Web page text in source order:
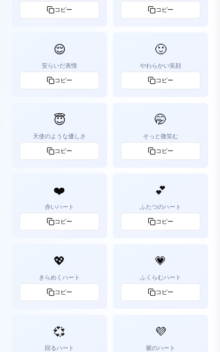
コピー コピー
😌
安らいだ表情
コピー
🙂
やわらかい笑顔
コピー
😇
天使のような優しさ
コピー
🤭
そっと微笑む
コピー
❤️
赤いハート
コピー
💕
ふたつのハート
コピー
💖
きらめくハート
コピー
💗
ふくらむハート
コピー
💞
回るハート
💜
紫のハート